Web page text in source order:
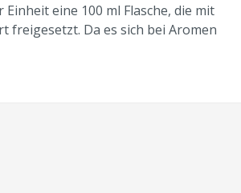
eine 100 ml Flasche, die mit
freigesetzt. Da es sich bei Aromen